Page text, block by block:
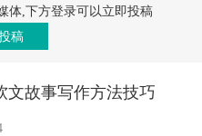
体,下方登录可以立即投稿
稿
文故事写作方法技巧